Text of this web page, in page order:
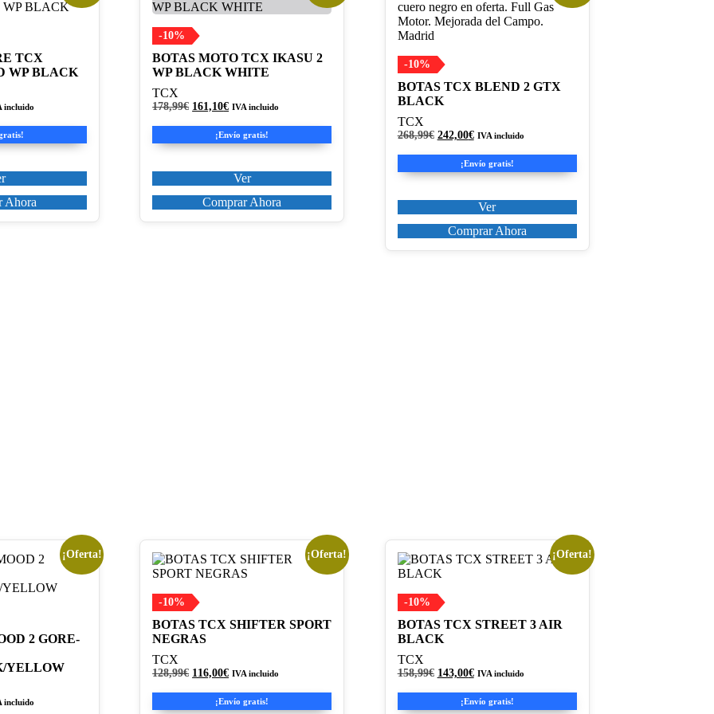
TCX
WP BLACK
incluido
Ahora
-10%
BOTAS MOTO TCX IKASU 2
WP BLACK WHITE
TCX
178,99€ El
original
era:
161,10€El
actual
es:
IVA incluido
¡Envío gratis!
Ver
producto
múltiples
variantes.
Las
opciones
se
pueden
la
producto
Comprar Ahora
-10%
BOTAS TCX BLEND 2 GTX
BLACK
TCX
268,99€ El
original
era:
242,00€El
actual
es:
IVA incluido
¡Envío gratis!
Ver
producto
tiene
múltiples
Las
opciones
se
pueden
elegir
en
de
Comprar Ahora
¡Oferta!
2 GORE-
YELLOW
incluido
¡Oferta!
-10%
BOTAS TCX SHIFTER SPORT
NEGRAS
TCX
128,99€ El
original
era:
116,00€El
actual
es:
IVA incluido
¡Envío gratis!
Este
producto
múltiples
variantes.
Las
opciones
se
pueden
¡Oferta!
-10%
BOTAS TCX STREET 3 AIR
BLACK
TCX
158,99€ El
original
era:
143,00€El
actual
es:
IVA incluido
¡Envío gratis!
Este
producto
múltiples
variantes.
Las
opciones
se
pueden